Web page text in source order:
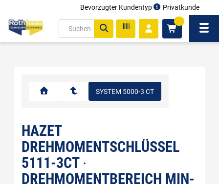
Bevorzugter Kundentyp Privatkunde
SYSTEM 5000-3 CT
HAZET
DREHMOMENTSCHLÜSSEL
5111-3CT ∙
DREHMOMENTBEREICH MIN-